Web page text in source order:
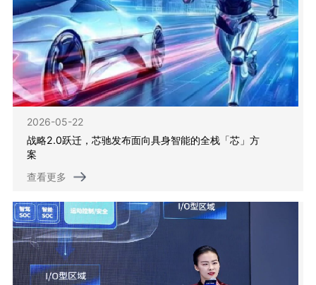
2026-05-22
战略2.0跃迁，芯驰发布面向具身智能的全栈「芯」方
案
查看更多